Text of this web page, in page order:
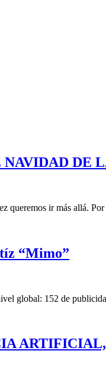
DE
queremos ir más allá.
“Mimo”
global: 152 de